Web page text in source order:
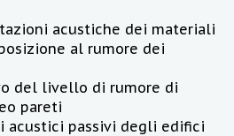
acustiche dei materiali
al rumore dei
del livello di rumore di
pareti
acustici passivi degli edifici